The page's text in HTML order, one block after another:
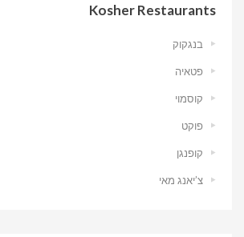
Kosher Restaurants
בנגקוק
פטאיה
קוסמוי
פוקט
קופנגן
צ’יאנג מאי